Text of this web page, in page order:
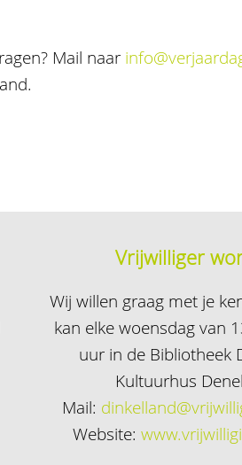
Mail naar
Vrijwilliger
Wij willen graag met je
kan elke woensdag van
uur in de Bibliotheek
Kultuurhus
Mail:
Website: